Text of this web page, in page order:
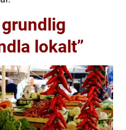
lokalt”